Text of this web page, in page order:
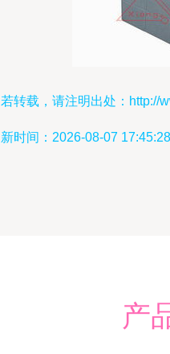
转载，请注明出处：http://
时间：2026-08-07 17:45:28
产